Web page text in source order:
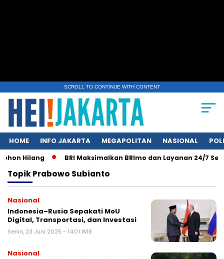
SCROLL TO CONTINUE WITH CONTENT
HOME INFO JAKARTA MEGAPOLITAN NASIONAL
Hilang BRI Maksimalkan BRImo dan Layanan 24/7
TopikPrabowo Subianto
Nasional
Indonesia–Rusia Sepakati MoU
Digital, Transportasi, dan Investasi
Senin, 23 Juni 2025 - 14:01 WIB
Nasional